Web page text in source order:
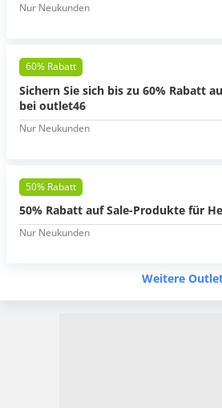
Nur Neukunden
60% Rabatt
Sichern Sie sich bis zu 60% Rabatt
bei outlet46
Nur Neukunden
50% Rabatt
50% Rabatt auf Sale-Produkte für
Nur Neukunden
Weitere